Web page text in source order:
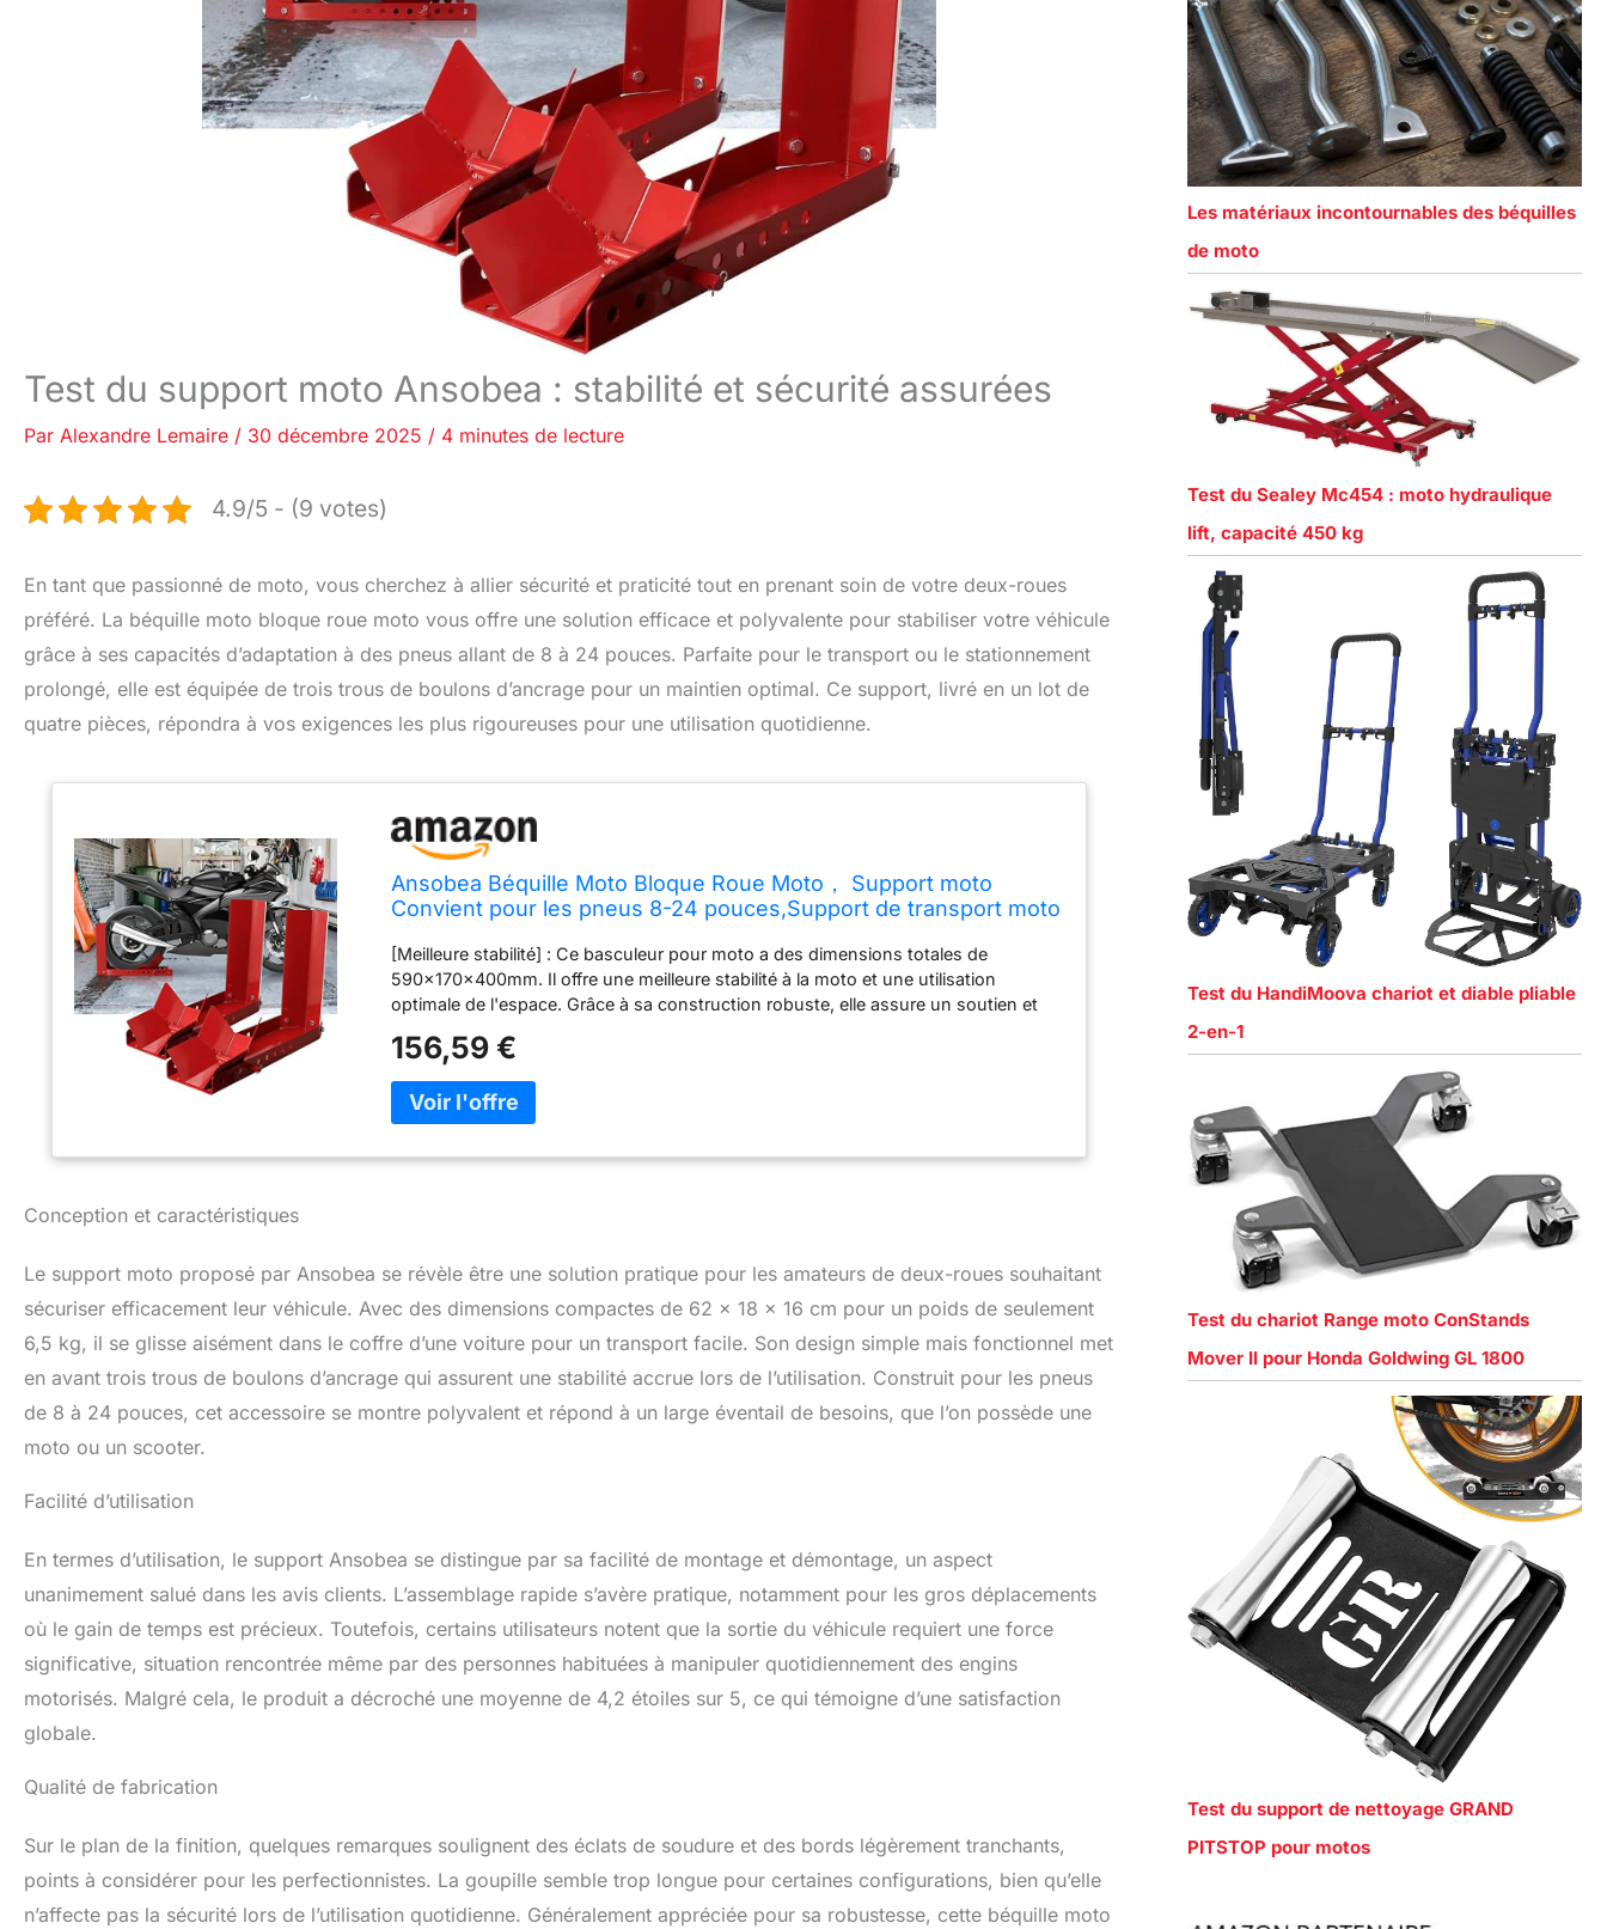
Test du support moto Ansobea : stabilité et sécurité assurées
Par Alexandre Lemaire / 30 décembre 2025 / 4 minutes de lecture
4.9/5 - (9 votes)
En tant que passionné de moto, vous cherchez à allier sécurité et praticité tout en prenant soin de votre deux-roues
préféré. La béquille moto bloque roue moto vous offre une solution efficace et polyvalente pour stabiliser votre véhicule
grâce à ses capacités d’adaptation à des pneus allant de 8 à 24 pouces. Parfaite pour le transport ou le stationnement
prolongé, elle est équipée de trois trous de boulons d’ancrage pour un maintien optimal. Ce support, livré en un lot de
quatre pièces, répondra à vos exigences les plus rigoureuses pour une utilisation quotidienne.
Ansobea Béquille Moto Bloque Roue Moto， Support moto
Convient pour les pneus 8-24 pouces,Support de transport moto
pièce）
[Meilleure stabilité] : Ce basculeur pour moto a des dimensions totales de
590x170x400mm. Il offre une meilleure stabilité à la moto et une utilisation
optimale de l'espace. Grâce à sa construction robuste, elle assure un soutien et
[Application polyvalente] : Ce support pour moto est adapté aux pneus de moto
de 8 à 24 pouces. Il s'adapte à la plupart des roues avant et arrière et offre une
large possibilité d'utilisation. [Fixation sûre] : Ce support de transport pour moto
dispose de 3 trous de fixation pré-percés qui permettent de le visser en toute
sécurité sur le sol ou sur un véhicule de transport afin d'assurer la stabilité de la
multi-scènes] : Grâce à sa fonctionnalité, sa sécurité et sa facilité d'utilisation, ce
support moto est l'outil idéal pour le garage, l'atelier et le circuit. Il permet de
transport sûr et stable.
156,59 €
Conception et caractéristiques
Le support moto proposé par Ansobea se révèle être une solution pratique pour les amateurs de deux-roues souhaitant
sécuriser efficacement leur véhicule. Avec des dimensions compactes de 62 x 18 x 16 cm pour un poids de seulement
6,5 kg, il se glisse aisément dans le coffre d’une voiture pour un transport facile. Son design simple mais fonctionnel met
en avant trois trous de boulons d’ancrage qui assurent une stabilité accrue lors de l’utilisation. Construit pour les pneus
de 8 à 24 pouces, cet accessoire se montre polyvalent et répond à un large éventail de besoins, que l’on possède une
moto ou un scooter.
Facilité d’utilisation
En termes d’utilisation, le support Ansobea se distingue par sa facilité de montage et démontage, un aspect
unanimement salué dans les avis clients. L’assemblage rapide s’avère pratique, notamment pour les gros déplacements
où le gain de temps est précieux. Toutefois, certains utilisateurs notent que la sortie du véhicule requiert une force
significative, situation rencontrée même par des personnes habituées à manipuler quotidiennement des engins
motorisés. Malgré cela, le produit a décroché une moyenne de 4,2 étoiles sur 5, ce qui témoigne d’une satisfaction
globale.
Qualité de fabrication
Sur le plan de la finition, quelques remarques soulignent des éclats de soudure et des bords légèrement tranchants,
points à considérer pour les perfectionnistes. La goupille semble trop longue pour certaines configurations, bien qu’elle
n’affecte pas la sécurité lors de l’utilisation quotidienne. Généralement appréciée pour sa robustesse, cette béquille moto
Les matériaux incontournables des béquilles
de moto
Test du Sealey Mc454 : moto hydraulique
lift, capacité 450 kg
Test du HandiMoova chariot et diable pliable
2-en-1
Test du chariot Range moto ConStands
Mover II pour Honda Goldwing GL 1800
Test du support de nettoyage GRAND
PITSTOP pour motos